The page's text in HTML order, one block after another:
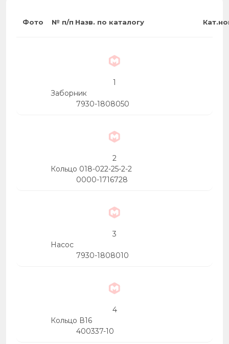
Фото № п/п Назв. по каталогу
1
Заборник
7930-1808050
2
Кольцо 018-022-25-2-2
0000-1716728
3
Насос
7930-1808010
4
Кольцо В16
400337-10